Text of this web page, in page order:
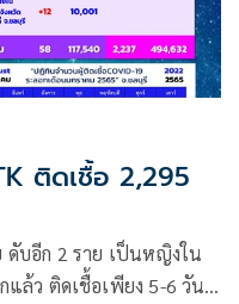
ติดเชื้อ 2,295
ดับอีก 2 ราย เป็นหญิงใน
ล้ว ติดเชื้อเพียง 5-6 วันก็